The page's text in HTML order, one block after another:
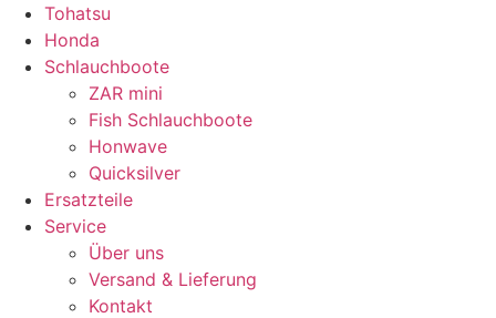
Tohatsu
Honda
Schlauchboote
ZAR mini
Fish Schlauchboote
Honwave
Quicksilver
Ersatzteile
Service
Über uns
Versand & Lieferung
Kontakt